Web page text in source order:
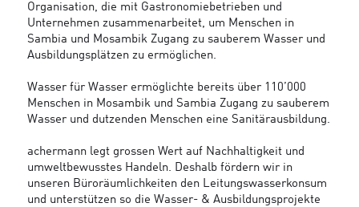
Organisation, die mit Gastronomiebetrieben und
Unternehmen zusammenarbeitet, um Menschen in
Sambia und Mosambik Zugang zu sauberem Wasser und
Ausbildungsplätzen zu ermöglichen.
Wasser für Wasser ermöglichte bereits über 110’000
Menschen in Mosambik und Sambia Zugang zu sauberem
Wasser und dutzenden Menschen eine Sanitärausbildung.
achermann legt grossen Wert auf Nachhaltigkeit und
umweltbewusstes Handeln. Deshalb fördern wir in
unseren Büroräumlichkeiten den Leitungswasserkonsum
und unterstützen so die Wasser- & Ausbildungsprojekte